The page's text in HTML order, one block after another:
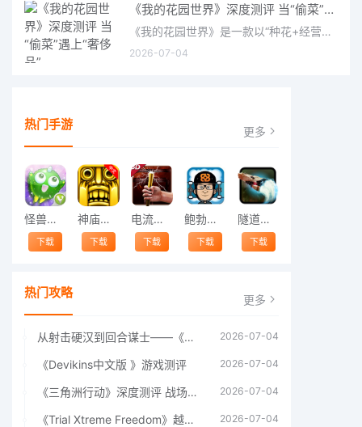
《我的花园世界》深度测评 当“偷菜”遇上“奢侈品”
《我的花园世界》是一款以“种花+经营+社交”为核心的模拟经营类手游。游戏将玩家置于一个古风花园环境中，扮
2026-07-04
热门手游 更多
怪兽跳跃
下载
神庙逃亡中文版
下载
电流急急棒
下载
鲍勃的梦境
下载
隧道逃脱
下载
热门攻略 更多
从射击硬汉到回合谋士——《战争机器：战略版》如何演绎另一位猛男的传奇 2026-07-04
《Devikins中文版 》游戏测评 2026-07-04
《三角洲行动》深度测评 战场上的野心与裂痕 2026-07-04
《Trial Xtreme Freedom》越野摩托车测评总结 2026-07-04